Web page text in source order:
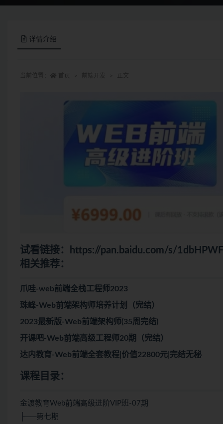
详情介绍
试看链接：
https://pan.baidu.com/s/
相关推荐：
爪哇-web前端全栈工程师2023
珠峰-Web前端架构师培养计划（完结）
2023最新版-Web前端架构师(35周完结)
开课吧-Web前端高级工程师20期（完结）
达内教育-Web前端全套教程|价值22800元|完结无秘
课程目录：
金渡教育Web前端高级进阶VIP班-07期
├──第七期